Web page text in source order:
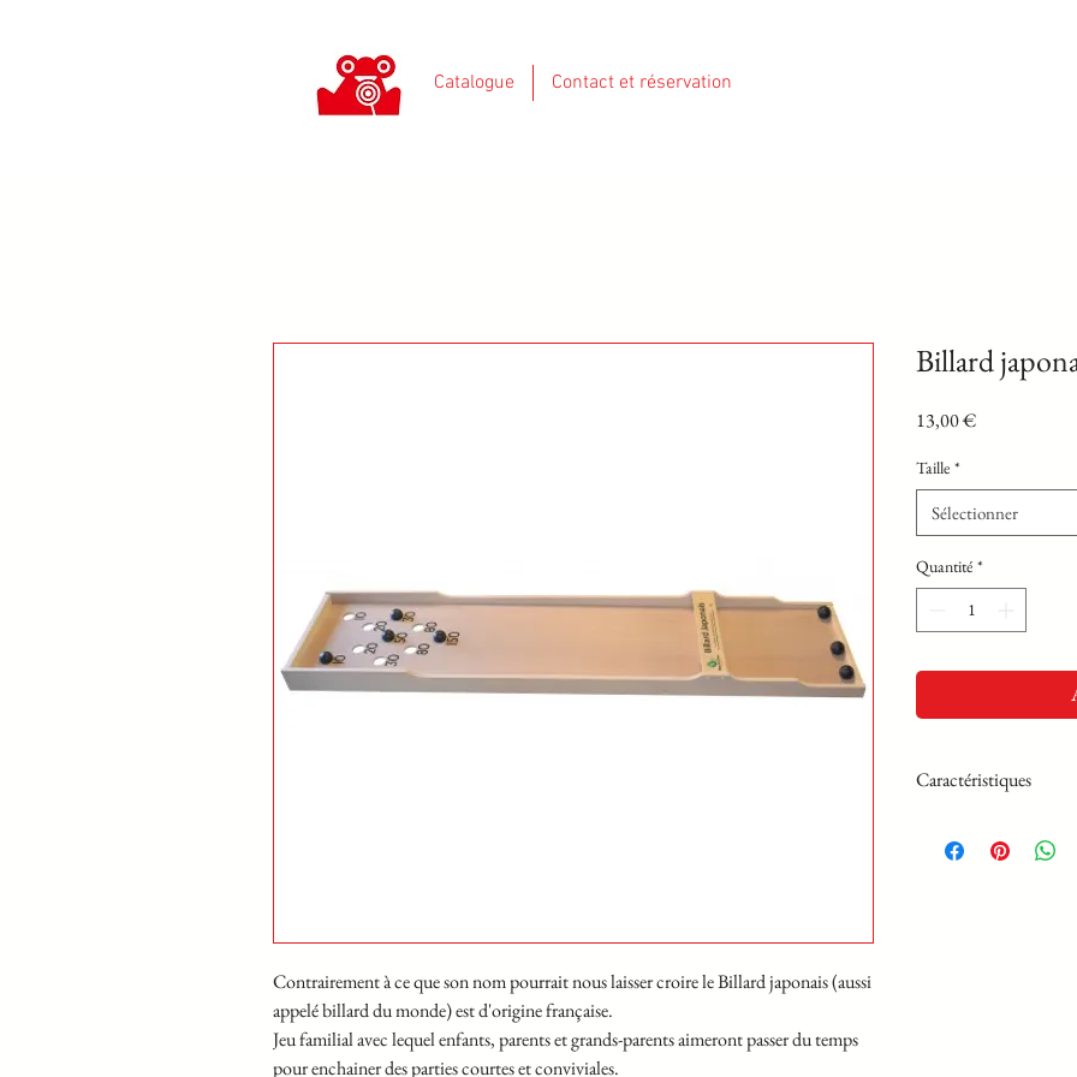
Catalogue Contact et réservation
Contrairement à ce que son nom pourrait nous laisser croire le Billard japonais (aussi
appelé billard du monde) est d'origine française.
Jeu familial avec lequel enfants, parents et grands-parents aimeront passer du temps
pour enchainer des parties courtes et conviviales.
Billard
13,00 €Prix
Taille *
Sélectionner
Quantité *
Caractéristiques
rangement intégré